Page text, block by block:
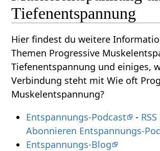
Tiefenentspannung
Hier findest du weitere
Themen Progressive
Tiefenentspannung und einiges,
Verbindung steht mit Wie oft
Muskelentspannung?
Entspannungs-Podcast
-
Abonnieren Entspannungs-
Entspannungs-Blog